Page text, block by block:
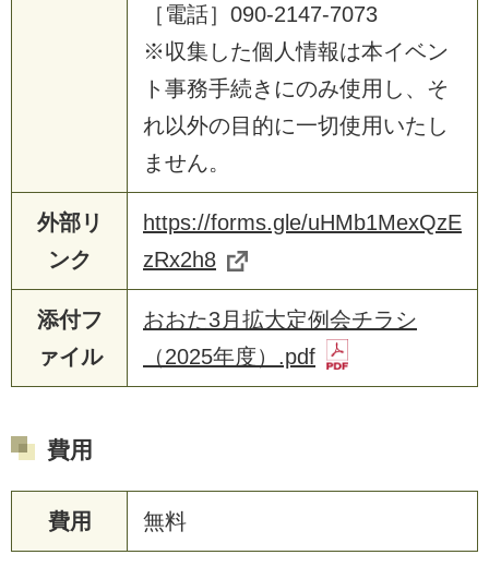
［電話］090-2147-7073
※収集した個人情報は本イベン
ト事務手続きにのみ使用し、そ
れ以外の目的に一切使用いたし
ません。
外部リ
ンク
https://forms.gle/uHMb1MexQzE
zRx2h8
添付フ
ァイル
おおた3月拡大定例会チラシ
（2025年度）.pdf
費用
費用 無料